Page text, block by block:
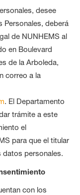
desee
Personales, deberá
de NUNHEMS al
en Boulevard
de la Arboleda,
correo a la
. El Departamento
trámite a este
el
para que el titular
datos personales.
con los